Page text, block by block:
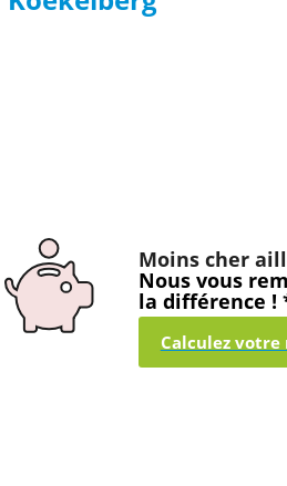
Moins cher
Nous vous
la différence !
Calculez